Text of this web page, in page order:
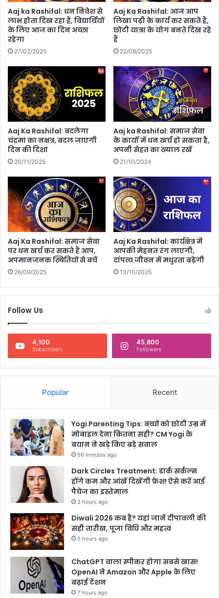
में
प
ह
ला
रू
म
रे
ल
वे
कं
प
नी
I
F
C
ज
ल्द
ब
ने
गी
म
हा
र
स्कृ
ति
क
का
क्र
औ
र
प्र
र्श
नों
का
अ
व
लें
Aaj ka Rashifal: धन निवेश से
लाभ होता दिख रहा हैं, विद्यार्थियों
के लिए आज का दिन अच्छा
रहेगा
27/02/2025
Aaj Ka Rashifal: आज आप
लिखा पढ़ी के कार्य कर सकते हैं,
छोटी यात्रा के योग बनते दिख रहे
हैं
22/08/2025
Aaj Ka Rashifal: बदलेगा
चंद्रमा का नक्षत्र, बदल जाएगी
दिन की दिशा
20/11/2025
Aaj ka Rashifal: समाज सेवा
के कार्यों में धन खर्च हो सकता है,
अपनी सेहत का ख्याल रखें
21/10/2024
Aaj Ka Rashifal: समाज सेवा
पर धन खर्च कर सकते हैं आप,
अपमानजनक स्थितियों से बचें
26/09/2025
Aaj Ka Rashifal: कार्यक्षेत्र में
आपकी मेहनत रंग लाएगी,
दांपत्य जीवन में मधुरता बढ़ेगी
13/10/2025
Follow Us
4,100
Subscribers
45,800
Followers
Popular Recent
Yogi Parenting Tips: बच्चों को छोटी उम्र में
मोबाइल देना कितना सही? CM Yogi के
बयान ने खड़े किए बड़े सवाल
56 minutes ago
Dark Circles Treatment: डार्क सर्कल्स
होंगे कम और आंखें दिखेंगी फ्रेश! ऐसे करें आई
पैचेज का इस्तेमाल
3 hours ago
Diwali 2026 कब है? यहां जानें दीपावली की
सही तारीख, पूजा विधि और महत्व
5 hours ago
ChatGPT वाला स्पीकर होगा सबसे खास!
OpenAI ने Amazon और Apple के लिए
बढ़ाई टेंशन
7 hours ago